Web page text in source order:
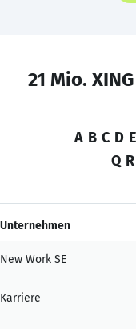
21 Mio.
A B C D E
Q R
Unternehmen
New Work SE
Karriere